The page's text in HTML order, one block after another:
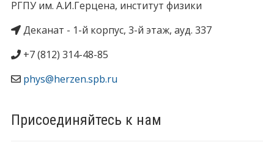
РГПУ им. А.И.Герцена, институт физики
Деканат - 1-й корпус, 3-й этаж, ауд. 337
+7 (812) 314-48-85
phys@herzen.spb.ru
Присоединяйтесь к нам